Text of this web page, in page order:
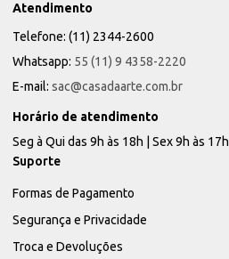
Atendimento
Telefone: (11) 2344-2600
Whatsapp: 55 (11) 9 4358-2220
E-mail: sac@casadaarte.com.br
Horário de atendimento
Seg à Qui das 9h às 18h | Sex 9h às 17h
Suporte
Formas de Pagamento
Segurança e Privacidade
Troca e Devoluções